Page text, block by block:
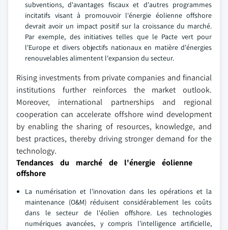
subventions, d'avantages fiscaux et d'autres programmes
incitatifs visant à promouvoir l'énergie éolienne offshore
devrait avoir un impact positif sur la croissance du marché.
Par exemple, des initiatives telles que le Pacte vert pour
l'Europe et divers objectifs nationaux en matière d'énergies
renouvelables alimentent l'expansion du secteur.
Rising investments from private companies and financial
institutions further reinforces the market outlook.
Moreover, international partnerships and regional
cooperation can accelerate offshore wind development
by enabling the sharing of resources, knowledge, and
best practices, thereby driving stronger demand for the
technology.
Tendances du marché de l'énergie éolienne
offshore
La numérisation et l'innovation dans les opérations et la
maintenance (O&M) réduisent considérablement les coûts
dans le secteur de l'éolien offshore. Les technologies
numériques avancées, y compris l'intelligence artificielle,